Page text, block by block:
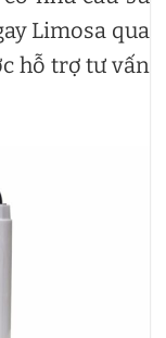
Limosa qua
hỗ trợ tư vấn